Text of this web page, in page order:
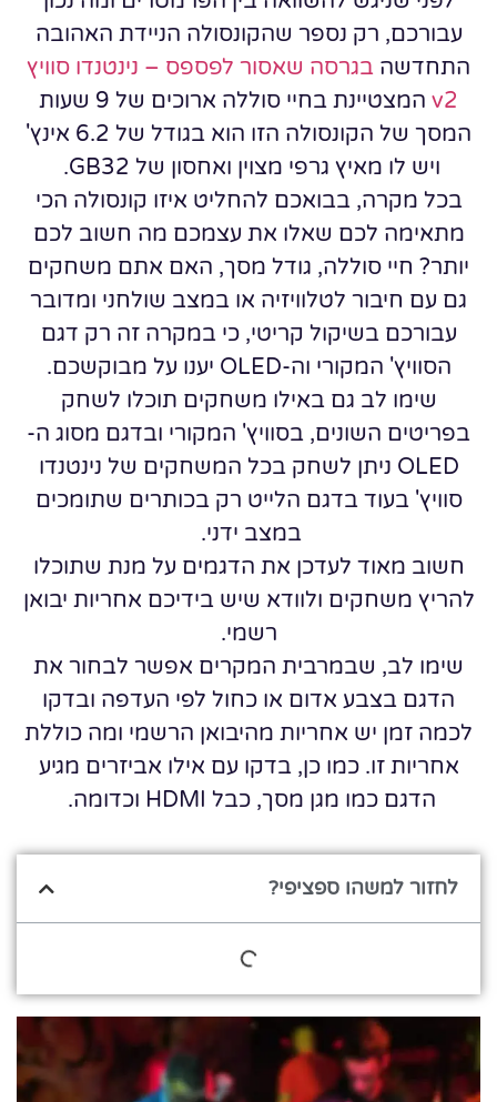
עבורכם, רק נספר שהקונסולה הניידת האהובה
התחדשה בגרסה שאסור לפספס – נינטנדו סוויץ
v2
המצטיינת בחיי סוללה ארוכים של 9 שעות
המסך של הקונסולה הזו הוא בגודל של 6.2 אינץ'
ויש לו מאיץ גרפי מצוין ואחסון של GB32.
בכל מקרה, בבואכם להחליט איזו קונסולה הכי
מתאימה לכם שאלו את עצמכם מה חשוב לכם
יותר? חיי סוללה, גודל מסך, האם אתם משחקים
גם עם חיבור לטלוויזיה או במצב שולחני ומדובר
עבורכם בשיקול קריטי, כי במקרה זה רק דגם
הסוויץ' המקורי וה-OLED יענו על מבוקשכם.
שימו לב גם באילו משחקים תוכלו לשחק
בפריטים השונים, בסוויץ' המקורי ובדגם מסוג ה-
OLED ניתן לשחק בכל המשחקים של נינטנדו
סוויץ' בעוד בדגם הלייט רק בכותרים שתומכים
במצב ידני.
חשוב מאוד לעדכן את הדגמים על מנת שתוכלו
להריץ משחקים ולוודא שיש בידיכם אחריות יבואן
רשמי.
שימו לב, שבמרבית המקרים אפשר לבחור את
הדגם בצבע אדום או כחול לפי העדפה ובדקו
לכמה זמן יש אחריות מהיבואן הרשמי ומה כוללת
אחריות זו. כמו כן, בדקו עם אילו אביזרים מגיע
הדגם כמו מגן מסך, כבל HDMI וכדומה.
לחזור למשהו ספציפי?